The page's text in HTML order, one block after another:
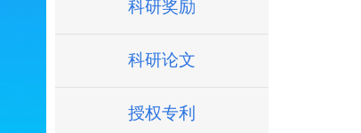
科研奖励
科研论文
授权专利